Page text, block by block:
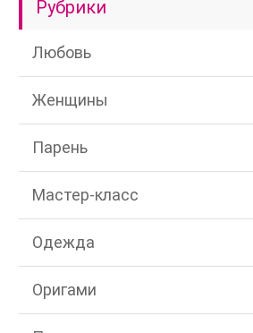
Рубрики
Любовь
Женщины
Парень
Мастер-класс
Одежда
Оригами